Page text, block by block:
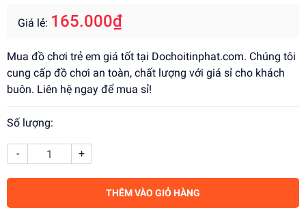
Giá lẻ: 165.000₫
Mua đồ chơi trẻ em giá tốt tại Dochoitinphat.com. Chúng tôi
cung cấp đồ chơi an toàn, chất lượng với giá sỉ cho khách
buôn. Liên hệ ngay để mua sỉ!
Số lượng:
- +
THÊM VÀO GIỎ HÀNG